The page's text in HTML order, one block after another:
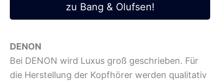
zu Bang & Olufsen!
DENON
Bei DENON wird Luxus groß geschrieben. Für
die Herstellung der Kopfhörer werden qualitativ